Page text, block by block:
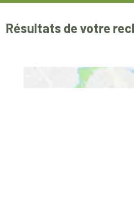
Résultats de votre